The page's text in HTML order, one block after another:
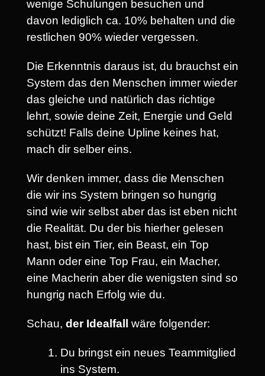
wenige Schulungen besuchen und
davon lediglich ca. 10% behalten und die
restlichen 90% wieder vergessen.
Die Erkenntnis daraus ist, du brauchst ein
System das den Menschen immer wieder
das gleiche und natürlich das richtige
lehrt, sowie deine Zeit, Energie und Geld
schützt! Falls deine Upline keines hat,
mach dir selber eins.
Wir denken immer, dass die Menschen
die wir ins System bringen so hungrig
sind wie wir selbst aber das ist eben nicht
die Realität. Du der bis hierher gelesen
hast, bist ein Tier, ein Beast, ein Top
Mann oder eine Top Frau, ein Macher,
eine Macherin aber die wenigsten sind so
hungrig nach Erfolg wie du.
Schau, der Idealfall wäre folgender:
Du bringst ein neues Teammitglied
ins System.